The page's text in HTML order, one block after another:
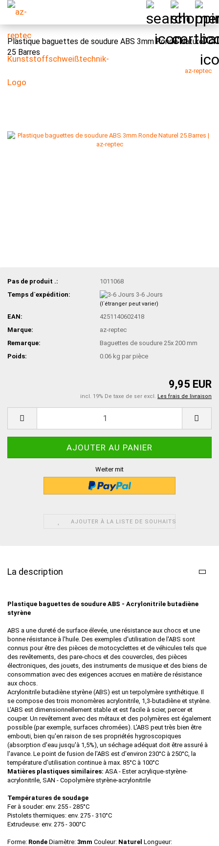
Plastique baguettes de soudure ABS 3mm Ronde Naturel
25 Barres
az-reptec
Pas de produit .:
1011068
Temps d`expédition:
3-6 Jours
(l`étranger peut varier)
EAN:
4251140602418
Marque:
az-reptec
Remarque:
Baguettes de soudure 25x 200 mm
Poids:
0.06 kg par pièce
9,95 EUR
incl. 19% De taxe de ser excl. Les frais de livraison
Weiter mit
AJOUTER À LA LISTE DE SOUHAITS
La description
Plastique baguettes de soudure ABS - Acrylonitrile butadiène
styrène
ABS a une dureté de surface élevée, une résistance aux chocs et une
bonne résistance à l'huile. Des exemples d'utilisation de l'ABS sont
connus pour être des pièces de motocyclettes et de véhicules tels que
des revêtements, des pare-chocs et des couvercles, des pièces
électroniques, des jouets, des instruments de musique et des biens de
consommation avec des exigences accrues en matière de résistance
aux chocs.
Acrylonitrile butadiène styrène (ABS) est un terpolymère synthétique. Il
se compose des trois monomères acrylonitrile, 1,3-butadiène et styrène.
L'ABS est dimensionnellement stable et est facile à scier, percer et
couper. Un revêtement avec des métaux et des polymères est également
possible (par exemple, surfaces chromées). L'ABS peut très bien être
embouti, bien qu'en raison de ses propriétés hygroscopiques
(absorption d'eau jusqu'à 1,5%), un séchage adéquat doit être assuré à
l'avance. Le point de fusion de l'ABS est d'environ 230°C à 250°C, la
température d'utilisation continue à max. 85°C à 100°C
Matières plastiques similaires: ASA - Ester acrylique-styrène-
acrylonitrile, SAN - Copolymère styrène-acrylonitrile
Températures de soudage
Fer à souder: env. 255 - 285°C
Pistolets thermiques: env. 275 - 310°C
Extrudeuse: env. 275 - 300°C
Forme: Ronde Diamètre: 3mm Couleur: Naturel Longueur: